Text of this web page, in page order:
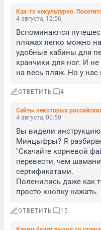
4 августа, 12:56
Вспоминаются
пляжах легко можно
удобные кабины для
кранчики для ног. И
на весь пляж. Но у нас
ОТВЕТИТЬ 4
4 августа, 00:50
Вы видели
Минцыфры? Я
"Скачайте корневой
перевести, чем
сертификатами.
Поленились даже как
просто кнопку нажать.
ОТВЕТИТЬ 15